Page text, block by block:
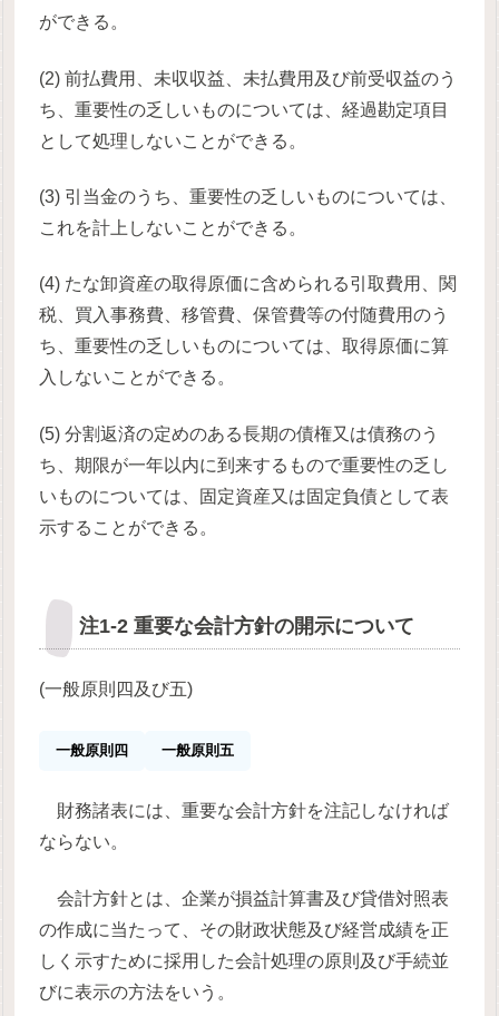
ができる。
(2) 前払費用、未収収益、未払費用及び前受収益のう
ち、重要性の乏しいものについては、経過勘定項目
として処理しないことができる。
(3) 引当金のうち、重要性の乏しいものについては、
これを計上しないことができる。
(4) たな卸資産の取得原価に含められる引取費用、関
税、買入事務費、移管費、保管費等の付随費用のう
ち、重要性の乏しいものについては、取得原価に算
入しないことができる。
(5) 分割返済の定めのある長期の債権又は債務のう
ち、期限が一年以内に到来するもので重要性の乏し
いものについては、固定資産又は固定負債として表
示することができる。
注1-2 重要な会計方針の開示について
(一般原則四及び五)
一般原則四 一般原則五
財務諸表には、重要な会計方針を注記しなければ
ならない。
会計方針とは、企業が損益計算書及び貸借対照表
の作成に当たって、その財政状態及び経営成績を正
しく示すために採用した会計処理の原則及び手続並
びに表示の方法をいう。